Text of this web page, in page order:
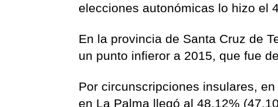
elecciones autonómicas lo hizo el
En la provincia de Santa Cruz de
un punto infieror a 2015, que fue
Por circunscripciones insulares,
en La Palma llegó al 48,12%